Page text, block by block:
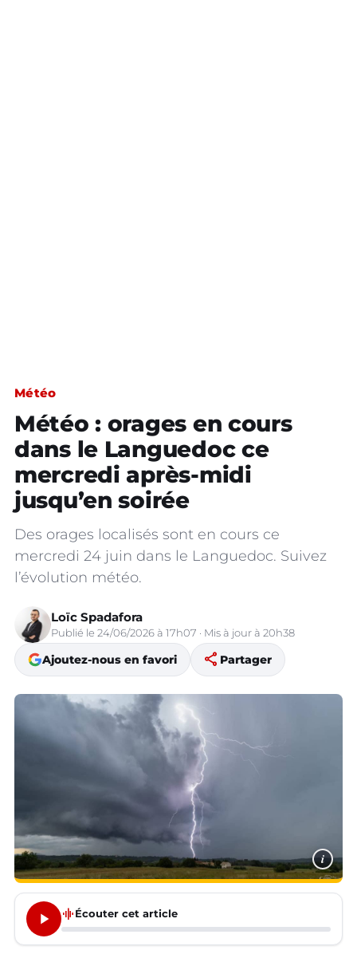
Météo
Météo : orages en cours
dans le Languedoc ce
mercredi après-midi
jusqu’en soirée
Des orages localisés sont en cours ce
mercredi 24 juin dans le Languedoc. Suivez
l’évolution météo.
Loïc Spadafora
Publié le 24/06/2026 à 17h07 · Mis à jour à 20h38
Ajoutez-nous en favori share Partager
i
graphic_eqÉcouter cet article